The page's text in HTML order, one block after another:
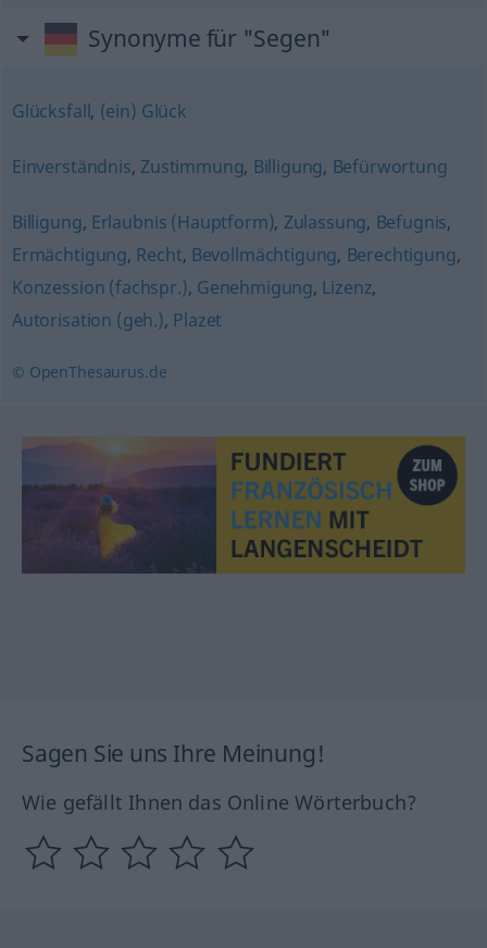
Synonyme für "Segen"
Glücksfall, (ein) Glück
Einverständnis, Zustimmung, Billigung, Befürwortung
Billigung, Erlaubnis (Hauptform), Zulassung, Befugnis,
Ermächtigung, Recht, Bevollmächtigung, Berechtigung,
Konzession (fachspr.), Genehmigung, Lizenz,
Autorisation (geh.), Plazet
© OpenThesaurus.de
Sagen Sie uns Ihre Meinung!
Wie gefällt Ihnen das Online Wörterbuch?